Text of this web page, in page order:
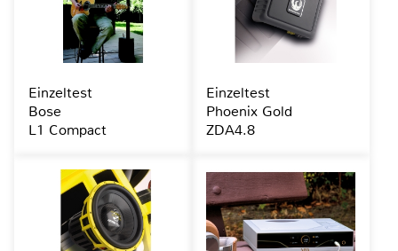
Einzeltest
Bose
L1 Compact
Einzeltest
Phoenix Gold
ZDA4.8